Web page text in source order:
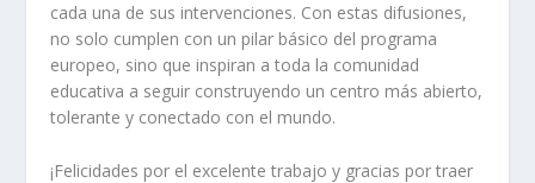
cada una de sus intervenciones. Con estas difusiones,
no solo cumplen con un pilar básico del programa
europeo, sino que inspiran a toda la comunidad
educativa a seguir construyendo un centro más abierto,
tolerante y conectado con el mundo.
¡Felicidades por el excelente trabajo y gracias por traer